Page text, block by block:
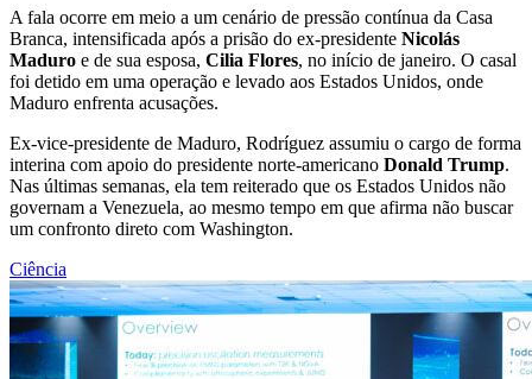
A fala ocorre em meio a um cenário de pressão contínua da Casa
Branca, intensificada após a prisão do ex-presidente Nicolás
Maduro e de sua esposa, Cilia Flores, no início de janeiro. O casal
foi detido em uma operação e levado aos Estados Unidos, onde
Maduro enfrenta acusações.
Ex-vice-presidente de Maduro, Rodríguez assumiu o cargo de forma
interina com apoio do presidente norte-americano Donald Trump.
Nas últimas semanas, ela tem reiterado que os Estados Unidos não
governam a Venezuela, ao mesmo tempo em que afirma não buscar
um confronto direto com Washington.
Ciência